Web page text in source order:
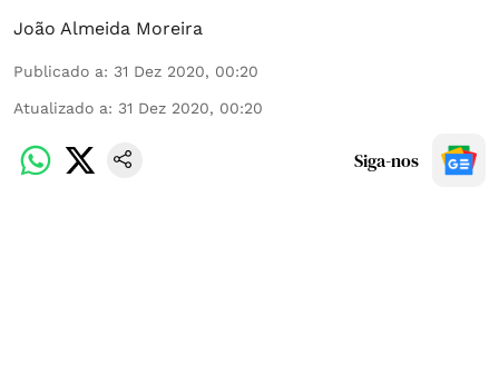
João Almeida Moreira
Publicado a: 31 Dez 2020, 00:20
Atualizado a: 31 Dez 2020, 00:20
Siga-nos